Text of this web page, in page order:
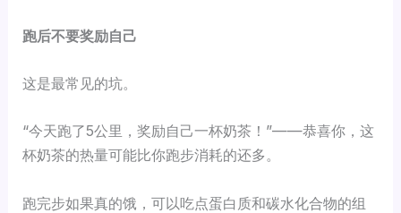
跑后不要奖励自己
这是最常见的坑。
“今天跑了5公里，奖励自己一杯奶茶！”——恭喜你，这
杯奶茶的热量可能比你跑步消耗的还多。
跑完步如果真的饿，可以吃点蛋白质和碳水化合物的组